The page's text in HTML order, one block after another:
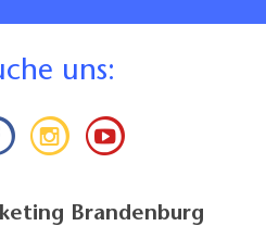
uns:
Brandenburg